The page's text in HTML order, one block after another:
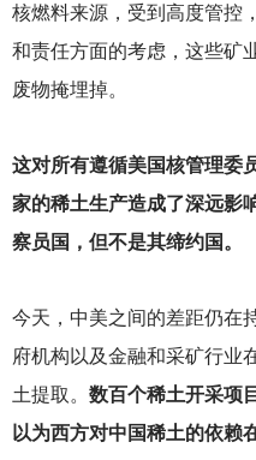
核燃料来源，受到高度管控
和责任方面的考虑，这些矿
废物掩埋掉。
这对所有遵循美国核管理委
家的稀土生产造成了深远影
察员国，但不是其缔约国。
今天，中美之间的差距仍在
府机构以及金融和采矿行业
土提取。 数百个稀土开采项
以为西方对中国稀土的依赖